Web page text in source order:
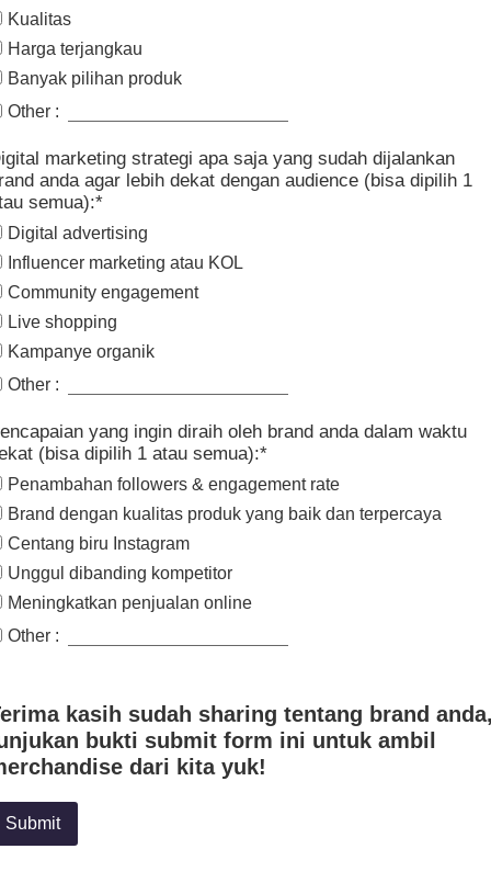
Kualitas
Harga terjangkau
Banyak pilihan produk
Other :
marketing strategi apa saja yang sudah dijalankan
anda agar lebih dekat dengan audience (bisa dipilih 1
semua):*
Digital advertising
Influencer marketing atau KOL
Community engagement
Live shopping
Kampanye organik
Other :
yang ingin diraih oleh brand anda dalam waktu
(bisa dipilih 1 atau semua):*
Penambahan followers & engagement rate
Brand dengan kualitas produk yang baik dan terpercaya
Centang biru Instagram
Unggul dibanding kompetitor
Meningkatkan penjualan online
Other :
kasih sudah sharing tentang brand
bukti submit form ini untuk ambil
dari kita yuk!
Submit